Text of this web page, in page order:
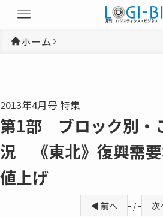
ホーム
2013年4月号 特集
第1部 ブロック別・
況 《東北》復興需
値上げ
◀ 前へ - / - 次